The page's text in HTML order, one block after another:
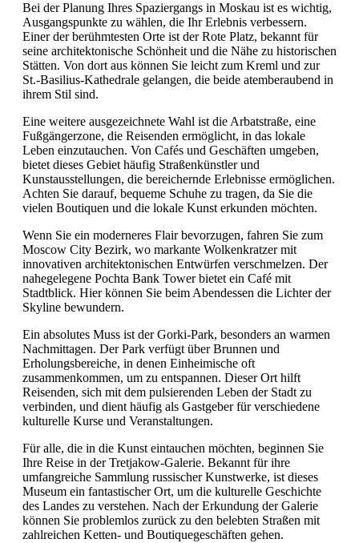
Bei der Planung Ihres Spaziergangs in Moskau ist es wichtig,
Ausgangspunkte zu wählen, die Ihr Erlebnis verbessern.
Einer der berühmtesten Orte ist der Rote Platz, bekannt für
seine architektonische Schönheit und die Nähe zu historischen
Stätten. Von dort aus können Sie leicht zum Kreml und zur
St.-Basilius-Kathedrale gelangen, die beide atemberaubend in
ihrem Stil sind.
Eine weitere ausgezeichnete Wahl ist die Arbatstraße, eine
Fußgängerzone, die Reisenden ermöglicht, in das lokale
Leben einzutauchen. Von Cafés und Geschäften umgeben,
bietet dieses Gebiet häufig Straßenkünstler und
Kunstausstellungen, die bereichernde Erlebnisse ermöglichen.
Achten Sie darauf, bequeme Schuhe zu tragen, da Sie die
vielen Boutiquen und die lokale Kunst erkunden möchten.
Wenn Sie ein moderneres Flair bevorzugen, fahren Sie zum
Moscow City Bezirk, wo markante Wolkenkratzer mit
innovativen architektonischen Entwürfen verschmelzen. Der
nahegelegene Pochta Bank Tower bietet ein Café mit
Stadtblick. Hier können Sie beim Abendessen die Lichter der
Skyline bewundern.
Ein absolutes Muss ist der Gorki-Park, besonders an warmen
Nachmittagen. Der Park verfügt über Brunnen und
Erholungsbereiche, in denen Einheimische oft
zusammenkommen, um zu entspannen. Dieser Ort hilft
Reisenden, sich mit dem pulsierenden Leben der Stadt zu
verbinden, und dient häufig als Gastgeber für verschiedene
kulturelle Kurse und Veranstaltungen.
Für alle, die in die Kunst eintauchen möchten, beginnen Sie
Ihre Reise in der Tretjakow-Galerie. Bekannt für ihre
umfangreiche Sammlung russischer Kunstwerke, ist dieses
Museum ein fantastischer Ort, um die kulturelle Geschichte
des Landes zu verstehen. Nach der Erkundung der Galerie
können Sie problemlos zurück zu den belebten Straßen mit
zahlreichen Ketten- und Boutiquegeschäften gehen.